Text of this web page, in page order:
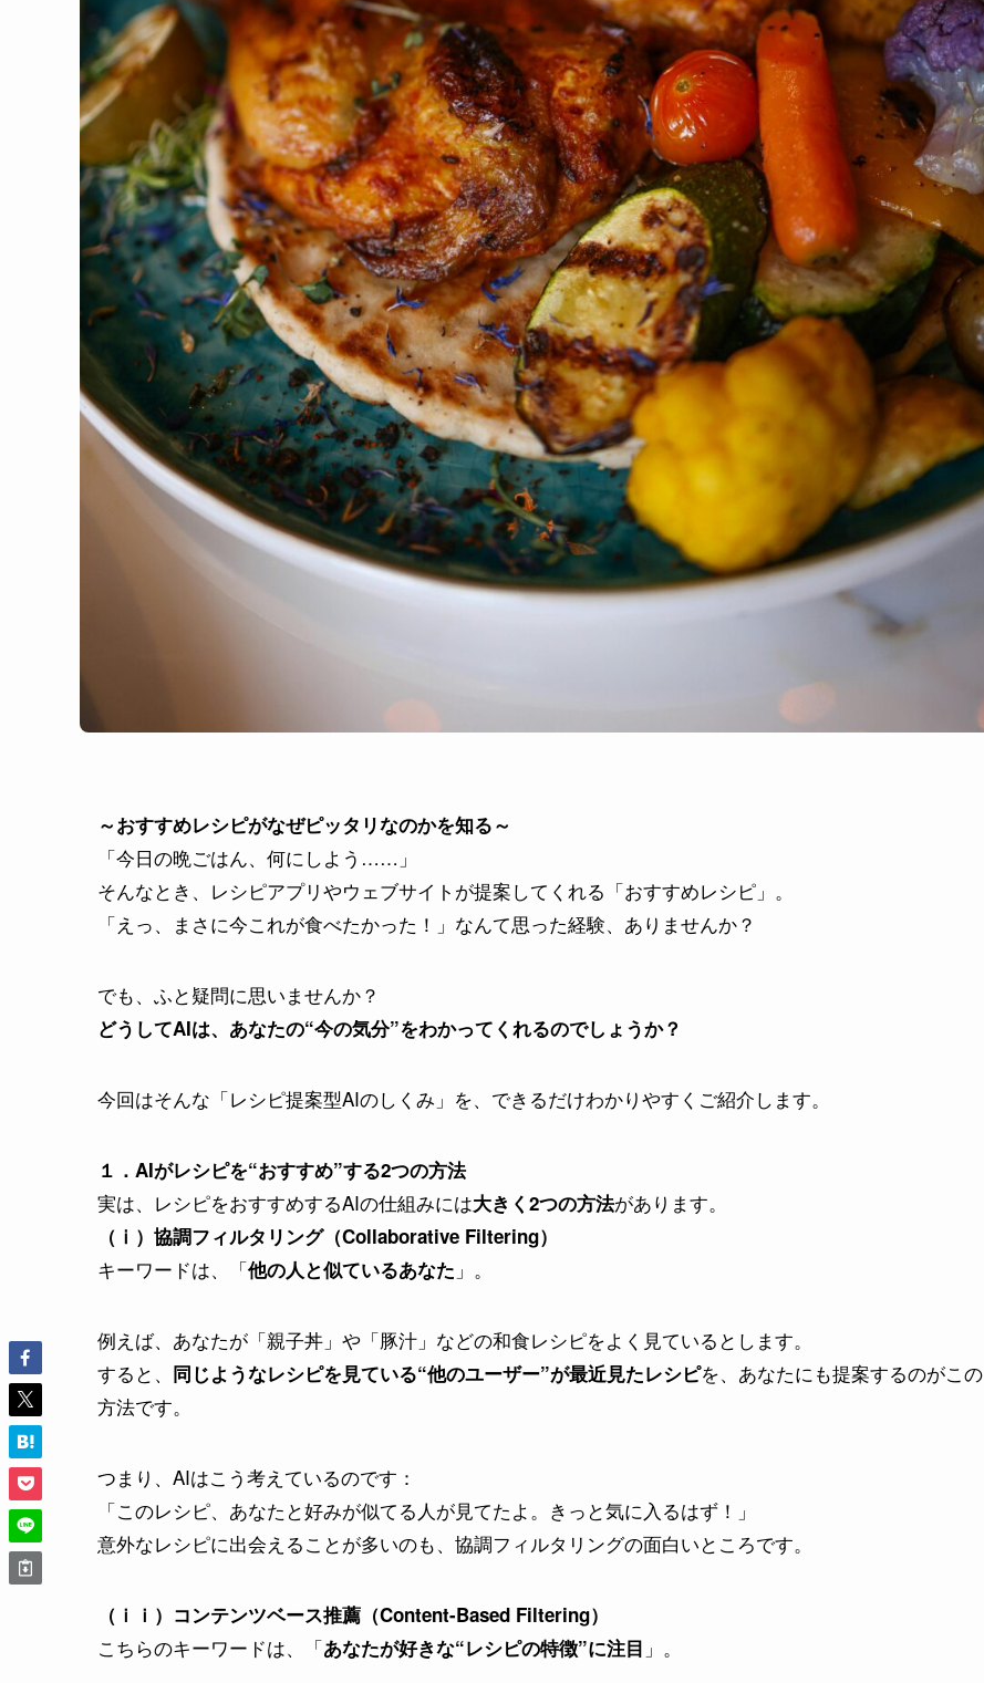
～おすすめレシピがなぜピッタリなのかを知る～
「今日の晩ごはん、何にしよう……」
そんなとき、レシピアプリやウェブサイトが提案してくれる「おすすめレシピ」。
「えっ、まさに今これが食べたかった！」なんて思った経験、ありませんか？
でも、ふと疑問に思いませんか？
どうしてAIは、あなたの“今の気分”をわかってくれるのでしょうか？
今回はそんな「レシピ提案型AIのしくみ」を、できるだけわかりやすくご紹介します。
１．AIがレシピを“おすすめ”する2つの方法
実は、レシピをおすすめするAIの仕組みには大きく2つの方法があります。
（ⅰ）協調フィルタリング（Collaborative Filtering）
キーワードは、「他の人と似ているあなた 」。
例えば、あなたが「親子丼」や「豚汁」などの和食レシピをよく見ているとします。
すると、 同じようなレシピを見ている“他のユーザー”が最近見たレシピを、あなたにも提案するのがこの
方法です。
つまり、AIはこう考えているのです：
「このレシピ、あなたと好みが似てる人が見てたよ。きっと気に入るはず！」
意外なレシピに出会えることが多いのも、協調フィルタリングの面白いところです。
（ｉｉ） コンテンツベース推薦（Content-Based Filtering）
こちらのキーワードは、「あなたが好きな“レシピの特徴”に注目 」。